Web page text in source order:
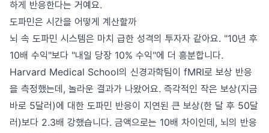
하게 반응한다는 거예요.
도파민은 시간을 어떻게 계산할까
뇌 속 도파민 시스템은 마치 급한 성격의 투자자 같아요. "10년 후
10배 수익"보다 "내일 당장 10% 수익"에 더 흥분합니다.
Harvard Medical School의 신경과학팀이 fMRI로 보상 반응
을 측정했는데, 놀라운 결과가 나왔어요. 즉각적인 작은 보상(지금
바로 5달러)에 대한 도파민 반응이 지연된 큰 보상(한 달 후 50달
러)보다 2.3배 강했습니다. 금액으로는 10배 차이인데, 뇌의 반응